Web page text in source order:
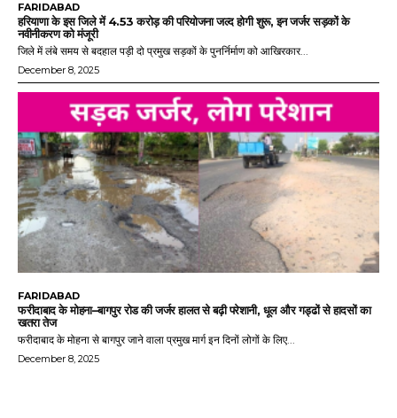
FARIDABAD
हरियाणा के इस जिले में 4.53 करोड़ की परियोजना जल्द होगी शुरू, इन जर्जर सड़कों के
नवीनीकरण को मंजूरी
जिले में लंबे समय से बदहाल पड़ी दो प्रमुख सड़कों के पुनर्निर्माण को आखिरकार...
December 8, 2025
FARIDABAD
फरीदाबाद के मोहना–बागपुर रोड की जर्जर हालत से बढ़ी परेशानी, धूल और गड्ढों से हादसों का
खतरा तेज
फरीदाबाद के मोहना से बागपुर जाने वाला प्रमुख मार्ग इन दिनों लोगों के लिए...
December 8, 2025